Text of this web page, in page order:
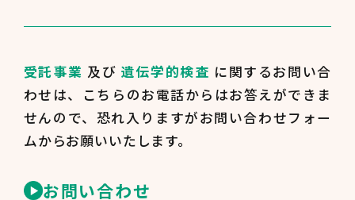
受託事業 及び 遺伝学的検査 に関するお問い合
わせは、
こちらのお電話からはお答えができま
せんので、 恐れ入りますがお問い合わせフォー
ムからお願いいたします。
お問い合わせ